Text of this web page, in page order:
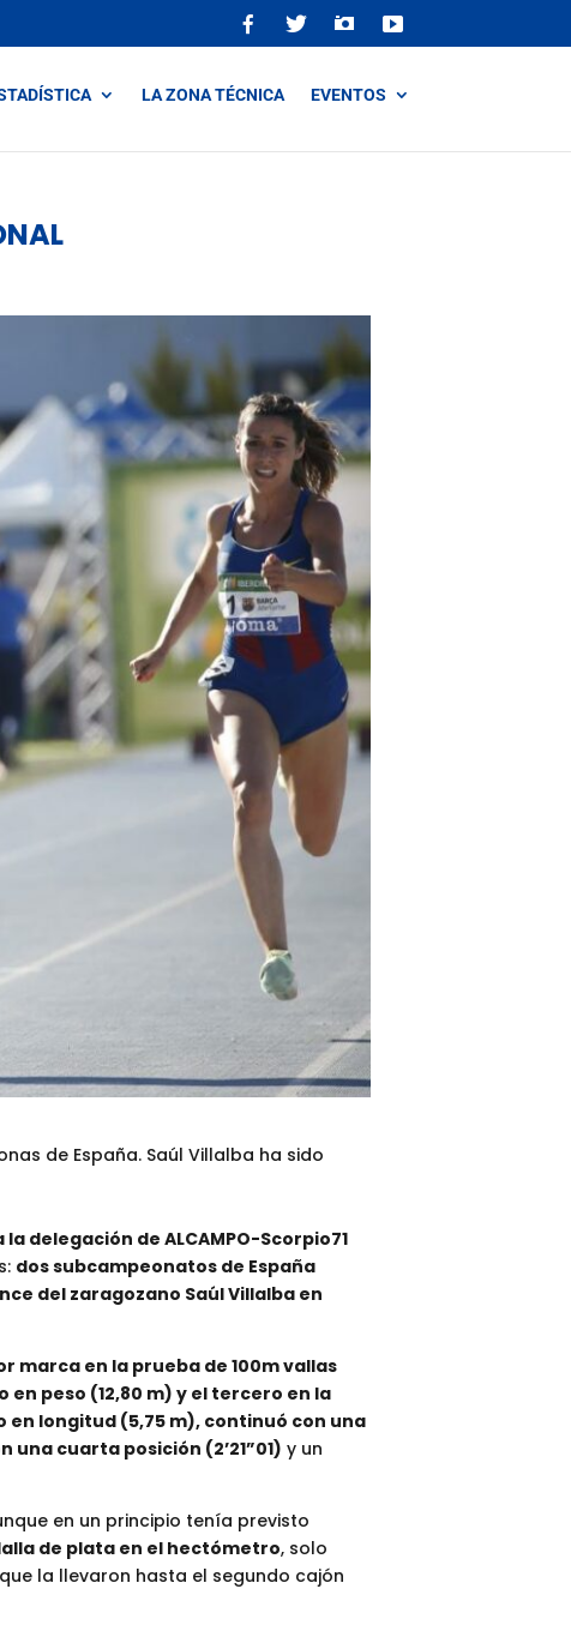
LA ZONA TÉCNICA EVENTOS
de España. Saúl Villalba ha sido
delegación de ALCAMPO-Scorpio71
dos subcampeonatos de España
del zaragozano Saúl Villalba en
marca en la prueba de 100m vallas
en peso (12,80 m) y el tercero en la
en longitud (5,75 m), continuó con una
cuarta posición (2’21”01) y un
en un principio tenía previsto
de plata en el hectómetro, solo
la llevaron hasta el segundo cajón